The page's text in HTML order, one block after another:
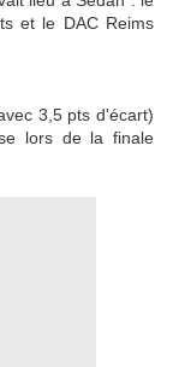
et le DAC Reims
3,5 pts d'écart)
lors de la finale